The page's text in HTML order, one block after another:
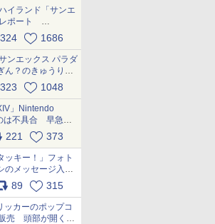
イランド「サンエ
ポート
324 1686
ンエックス パラダ
ん？のきゅうりド
のままのメニュ
おいしい
323 1048
」Nintendo
は不具合 早急に
中
221 373
ッキー！」フォト
メッセージ入り
カなどが登場
89 315
ッカーのポップコ
売 頭部が開く仕